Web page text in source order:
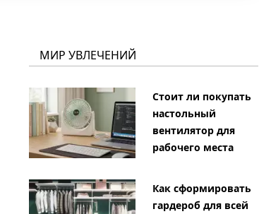
МИР УВЛЕЧЕНИЙ
Стоит ли покупать
настольный
вентилятор для
рабочего места
Как сформировать
гардероб для всей